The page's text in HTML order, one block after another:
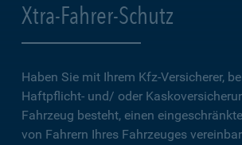
Xtra-Fahrer-Schutz
Haben Sie mit Ihrem Kfz-Versicherer,
Haftpflicht- und/ oder
Fahrzeug besteht, einen
von Fahrern Ihres Fahrzeuges